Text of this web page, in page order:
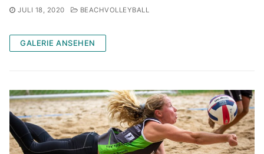
JULI 18, 2020 BEACHVOLLEYBALL
GALERIE ANSEHEN